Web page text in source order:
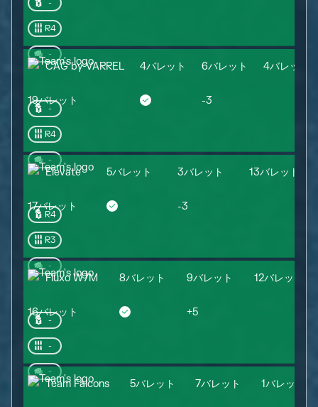
-
R4
-
CAG by VARREL 4バレット 6バレット 4バレット
19バレット -3
-
R4
-
Elevate 5バレット 3バレット 13バレット
17バレット -3
R4
R3
-
Fluxo W7M 8バレット 9バレット 12バレット
16バレット +5
-
-
-
Team Falcons 5バレット 7バレット 1バレット